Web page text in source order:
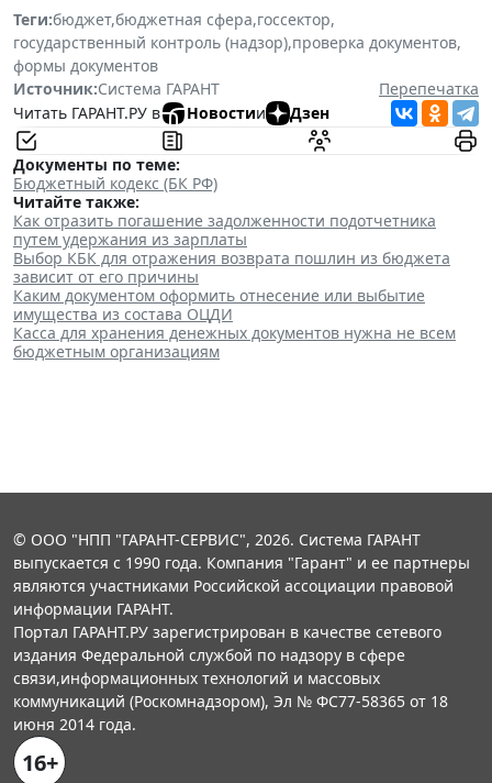
Теги:бюджет,бюджетная сфера,госсектор,
государственный контроль (надзор),проверка документов,
формы документов
Источник:Система ГАРАНТ
Перепечатка
Читать ГАРАНТ.РУ в
Новостии Дзен
Документы по теме:
Бюджетный кодекс (БК РФ)
Читайте также:
Как отразить погашение задолженности подотчетника
путем удержания из зарплаты
Выбор КБК для отражения возврата пошлин из бюджета
зависит от его причины
Каким документом оформить отнесение или выбытие
имущества из состава ОЦДИ
Касса для хранения денежных документов нужна не всем
бюджетным организациям
© ООО "НПП "ГАРАНТ-СЕРВИС", 2026. Система ГАРАНТ
выпускается с 1990 года. Компания "Гарант" и ее партнеры
являются участниками Российской ассоциации правовой
информации ГАРАНТ.
Портал ГАРАНТ.РУ зарегистрирован в качестве сетевого
издания Федеральной службой по надзору в сфере
связи,информационных технологий и массовых
коммуникаций (Роскомнадзором), Эл № ФС77-58365 от 18
июня 2014 года.
16+